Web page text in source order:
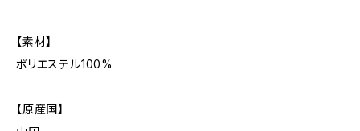
【素材】
ポリエステル100%
【原産国】